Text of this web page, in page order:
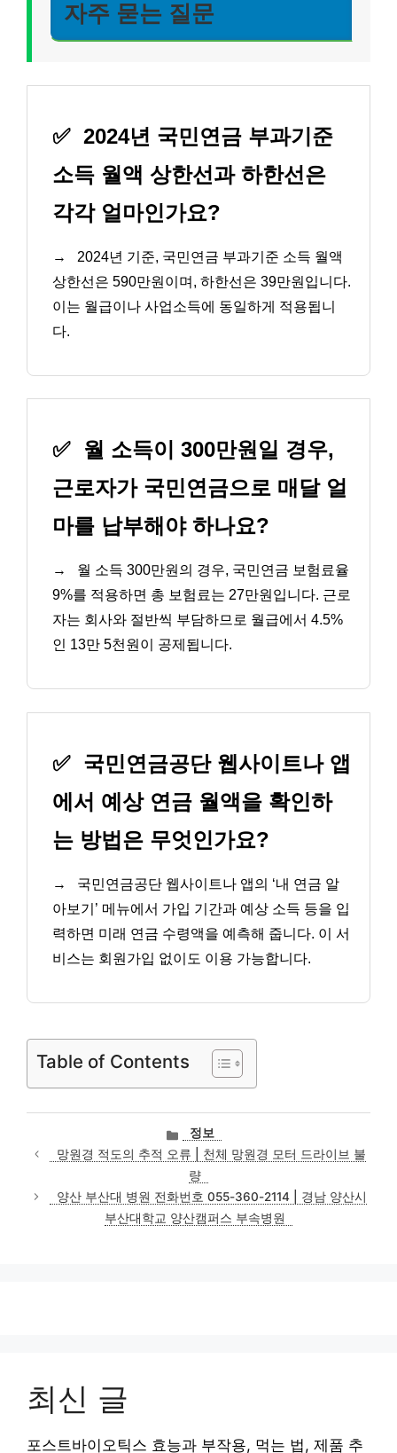
자주 묻는 질문
✅ 2024년 국민연금 부과기준
소득 월액 상한선과 하한선은
각각 얼마인가요?
→
2024년 기준, 국민연금 부과기준 소득 월액
상한선은 590만원이며, 하한선은 39만원입니다.
이는 월급이나 사업소득에 동일하게 적용됩니
다.
✅
월 소득이 300만원일 경우,
근로자가 국민연금으로 매달 얼
마를 납부해야 하나요?
→
월 소득 300만원의 경우, 국민연금 보험료율
9%를 적용하면 총 보험료는 27만원입니다. 근로
자는 회사와 절반씩 부담하므로 월급에서 4.5%
인 13만 5천원이 공제됩니다.
✅ 국민연금공단 웹사이트나 앱
에서 예상 연금 월액을 확인하
는 방법은 무엇인가요?
→
국민연금공단 웹사이트나 앱의 ‘내 연금 알
아보기’ 메뉴에서 가입 기간과 예상 소득 등을 입
력하면 미래 연금 수령액을 예측해 줍니다. 이 서
비스는 회원가입 없이도 이용 가능합니다.
Table of Contents
카
테
고
리
정보
망원경 적도의 추적 오류 | 천체 망원경 모터 드라이브 불
량
양산 부산대 병원 전화번호 055-360-2114 | 경남 양산시
부산대학교 양산캠퍼스 부속병원
최신 글
포스트바이오틱스 효능과 부작용, 먹는 법, 제품 추